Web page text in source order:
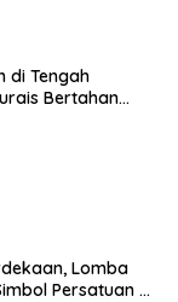
di Tengah
Bertahan
Lomba
Persatuan di